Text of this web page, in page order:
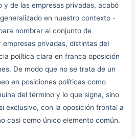
y de las empresas privadas, acabó
en nuestro contexto -
nombrar al conjunto de
privadas, distintas del
política clara en franca oposición
De modo que no se trata de un
en posiciones políticas como
del término y lo que signa, sino
exclusivo, con la oposición frontal a
casi como único elemento común.